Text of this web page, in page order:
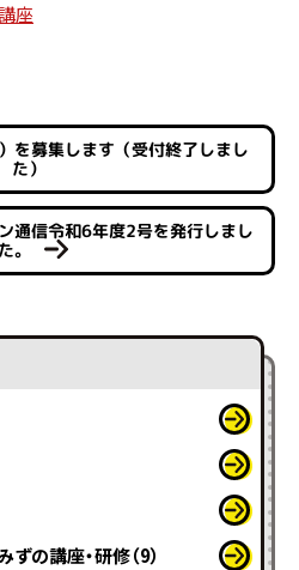
座
を募集します（受付終了しまし
た）
通信令和6年度2号を発行しまし
た。
の講座・研修（9）